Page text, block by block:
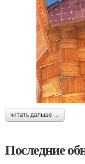
читать дальше →
Последние